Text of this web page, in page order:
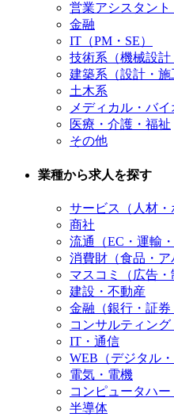
営業アシスタン
金融
IT（PM・SE）
技術系（機械設計
建築系（設計・施
土木系
メディカル・バイ
医療・介護・福祉
その他
業種から求人を探す
サービス（人材・
商社
流通（EC・運輸・
消費財（食品・ア
マスコミ（広告・
建設・不動産
金融（銀行・証券
コンサルティン
IT・通信
WEB（デジタル
電気・電機
コンピュータハ
半導体